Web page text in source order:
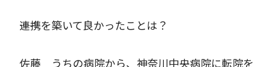
――連携を築いて良かったことは？
佐藤 うちの病院から、神奈川中央病院に転院を